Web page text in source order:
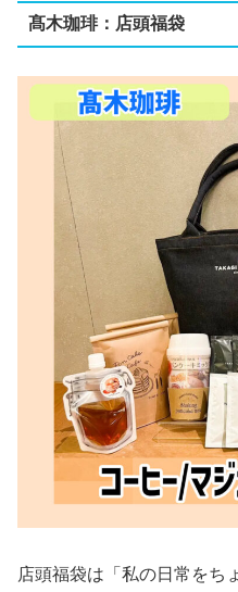
髙木珈琲：店頭福袋
店頭福袋は「私の日常をち